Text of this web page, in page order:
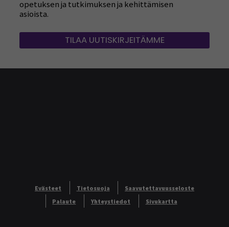
opetuksen ja tutkimuksen ja kehittämisen
asioista.
TILAA UUTISKIRJEITÄMME
Evästeet Tietosuoja
Saavutettavuusseloste
Palaute
Yhteystiedot Sivukartta